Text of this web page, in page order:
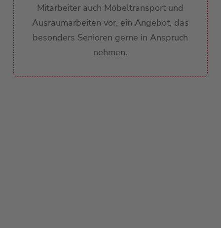
Mitarbeiter auch Möbeltransport und
Ausräumarbeiten vor, ein Angebot, das
besonders Senioren gerne in Anspruch
nehmen.